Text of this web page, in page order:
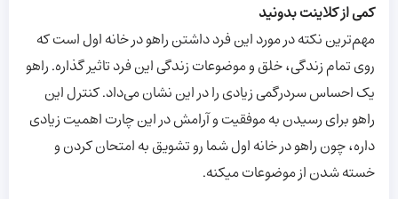
کمی از کلاینت بدونید
مهم‌ترین نکته در مورد این فرد داشتن راهو در خانه اول است که
روی تمام زندگی، خلق و موضوعات زندگی این فرد تاثیر گذاره. راهو
یک احساس سردرگمی زیادی را در این نشان می‌داد. کنترل این
راهو برای رسیدن به موفقیت و آرامش در این چارت اهمیت زیادی
داره، چون راهو در خانه اول شما رو تشویق به امتحان کردن و
خسته شدن از موضوعات میکنه.